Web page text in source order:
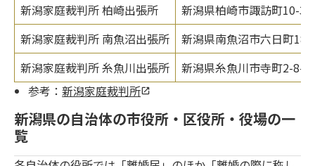
新潟家庭裁判所 柏崎出張所
新潟県柏崎市諏訪町10-37
新潟家庭裁判所 南魚沼出張所
新潟県南魚沼市六日町
新潟家庭裁判所 糸魚川出張所
新潟県糸魚川市寺町2-8-
参考：新潟家庭裁判所
新潟県の自治体の市役所・区役所・役場の一
覧